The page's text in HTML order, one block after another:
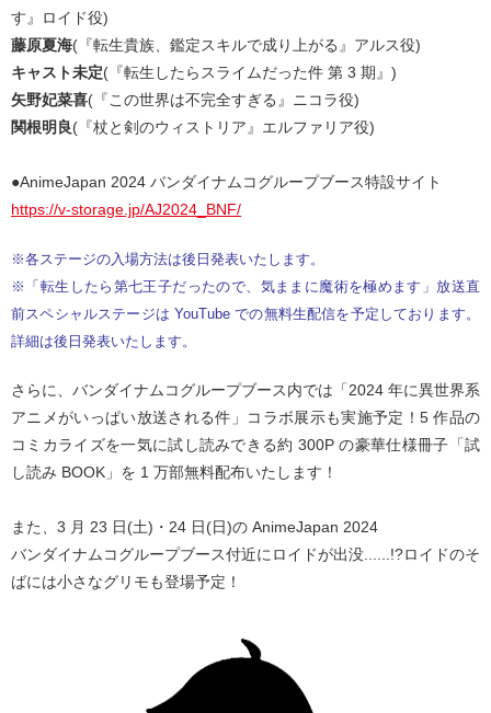
す』ロイド役)
藤原夏海(『転生貴族、鑑定スキルで成り上がる』アルス役)
キャスト未定(『転生したらスライムだった件 第 3 期』)
矢野妃菜喜(『この世界は不完全すぎる』ニコラ役)
関根明良(『杖と剣のウィストリア』エルファリア役)
●AnimeJapan 2024 バンダイナムコグループブース特設サイト
https://v-storage.jp/AJ2024_BNF/
※各ステージの入場方法は後日発表いたします。
※「転生したら第七王子だったので、気ままに魔術を極めます」放送直
前スペシャルステージは YouTube での無料生配信を予定しております。
詳細は後日発表いたします。
さらに、バンダイナムコグループブース内では「2024 年に異世界系
アニメがいっぱい放送される件」コラボ展示も実施予定！5 作品の
コミカライズを一気に試し読みできる約 300P の豪華仕様冊子「試
し読み BOOK」を 1 万部無料配布いたします！
また、3 月 23 日(土)・24 日(日)の AnimeJapan 2024
バンダイナムコグループブース付近にロイドが出没......!?ロイドのそ
ばには小さなグリモも登場予定！